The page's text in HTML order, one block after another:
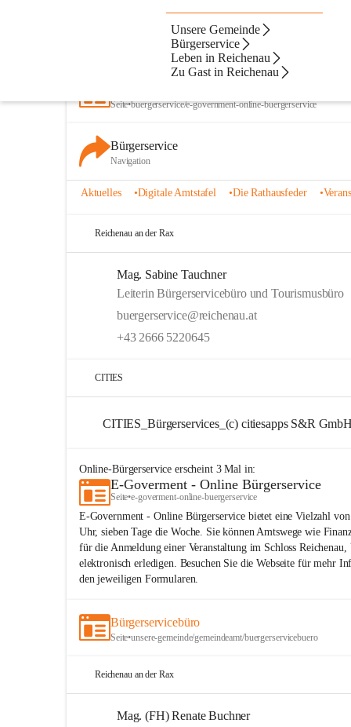
Unsere Gemeinde
Bürgerservice
Leben in Reichenau
Zu Gast in Reichenau
Dateien Kontakte
Seite•buergerservice/e-government-online-buergerservice
Bürgerservice
Navigation
Aktuelles •Digitale Amtstafel •Die Rathausfeder •
Reichenau an der Rax
Mag. Sabine Tauchner
Leiterin Bürgerservicebüro und Tourismusbüro
buergerservice@reichenau.at
+43 2666 5220645
CITIES
CITIES_Bürgerservices_(c) citiesapps S&R
Online-Bürgerservice erscheint 3Mal in:
E-Goverment - Online Bürgerservice
Seite•e-goverment-online-buergerservice
E-Government - Online Bürgerservice bietet eine Vielzahl
Uhr, sieben Tage die Woche. Sie können Amtswege wie
für die Anmeldung einer Veranstaltung im Schloss
elektronisch erledigen. Besuchen Sie die Webseite für mehr
den jeweiligen Formularen.
Bürgerservicebüro
Seite•unsere-gemeinde/gemeindeamt/buergerservicebuero
Reichenau an der Rax
Mag. (FH) Renate Buchner